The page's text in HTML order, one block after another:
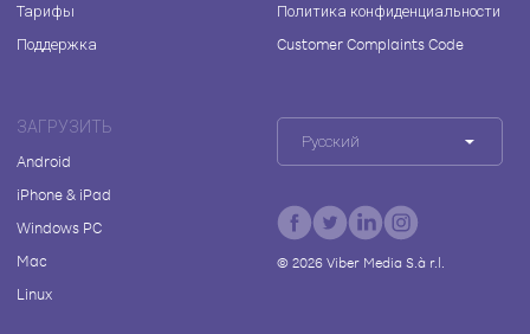
Тарифы
Поддержка
Политика конфиденциальности
Customer Complaints Code
ЗАГРУЗИТЬ
Android
iPhone & iPad
Windows PC
Mac
Linux
Русский
© 2026Viber Media S.à r.l.